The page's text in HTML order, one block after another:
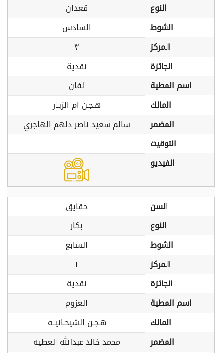
النوع
قعدان
الشوط
السادس
المركز
٣
الجائزة
نقدية
اسم المطية
لفان
المالك
هـجـن ام الزبـار
المضمر
سالم سعيد ناصر دلهم الهاجري
التوقيت
الفيديو
السن
حقايق
النوع
بكار
الشوط
السابع
المركز
١
الجائزة
نقدية
اسم المطية
العزوم
المالك
هـجـن الشيحـانيــه
المضمر
محمد خالد عبدالله العطيه